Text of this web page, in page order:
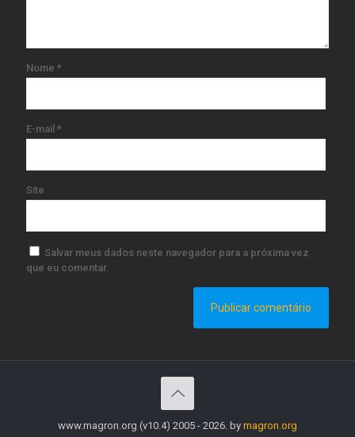
Nome *
E-mail *
Site
Salvar meus dados neste navegador para a próxima vez
que eu comentar.
www.magron.org (v10.4) 2005 - 2026. by magron.org